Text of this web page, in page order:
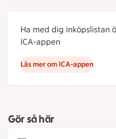
Ha med dig inköpslistan
ICA-appen
Läs mer om ICA-appen
Gör så här